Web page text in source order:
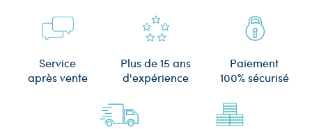
Service
après vente
Plus de 15 ans
d'expérience
Paiement
100% sécurisé